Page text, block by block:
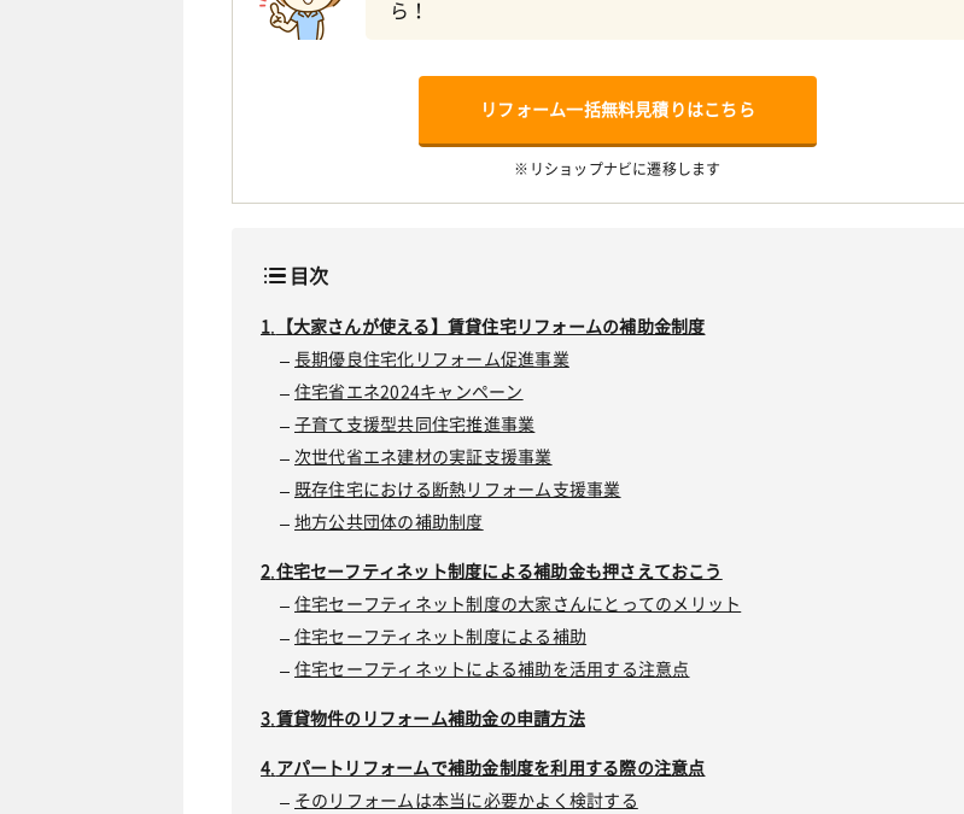
ら！
リフォーム一括無料見積りはこちら
※リショップナビに遷移します
目次
【大家さんが使える】賃貸住宅リフォームの補助金制度
長期優良住宅化リフォーム促進事業
住宅省エネ2024キャンペーン
子育て支援型共同住宅推進事業
次世代省エネ建材の実証支援事業
既存住宅における断熱リフォーム支援事業
地方公共団体の補助制度
住宅セーフティネット制度による補助金も押さえておこう
住宅セーフティネット制度の大家さんにとってのメリット
住宅セーフティネット制度による補助
住宅セーフティネットによる補助を活用する注意点
賃貸物件のリフォーム補助金の申請方法
アパートリフォームで補助金制度を利用する際の注意点
そのリフォームは本当に必要かよく検討する